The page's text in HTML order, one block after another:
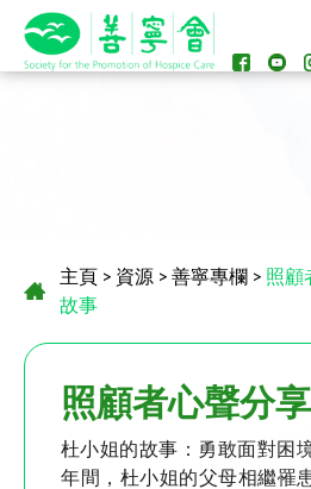
主頁 > 資源 > 善寧專欄 > 照顧
故事
照顧者心聲分
杜小姐的故事：勇敢面對困
年間，杜小姐的父母相繼罹